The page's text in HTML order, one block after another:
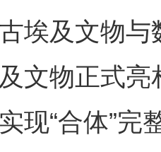
及文物与
及文物正式
现“合体”完